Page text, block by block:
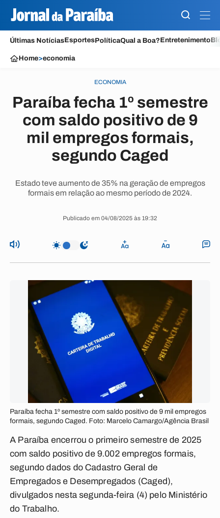
Últimas NotíciasEsportesPolíticaQual a Boa?Entretenimento
Home>economia
ECONOMIA
Paraíba fecha 1º semestre
com saldo positivo de 9
mil empregos formais,
segundo Caged
Estado teve aumento de 35% na geração de empregos
formais em relação ao mesmo período de 2024.
Publicado em 04/08/2025 às 19:32
Paraíba fecha 1º semestre com saldo positivo de 9 mil empregos
formais, segundo Caged. Foto: Marcelo Camargo/Agência Brasil
A Paraíba encerrou o primeiro semestre de 2025
com saldo positivo de 9.002 empregos formais,
segundo dados do Cadastro Geral de
Empregados e Desempregados (Caged),
divulgados nesta segunda-feira (4) pelo Ministério
do Trabalho.